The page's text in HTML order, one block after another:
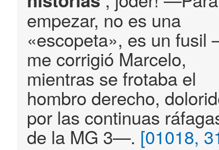
empezar, no es una
«escopeta», es un
me corrigió Marcelo,
mientras se frotaba el
hombro derecho,
por las continuas
de la MG 3—. [01018,